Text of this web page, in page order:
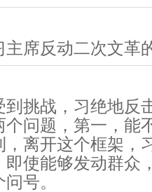
席反动二次文革
挑战，习绝地反
问题，第一，能
，离开这个框架，
使能够发动群众
号。